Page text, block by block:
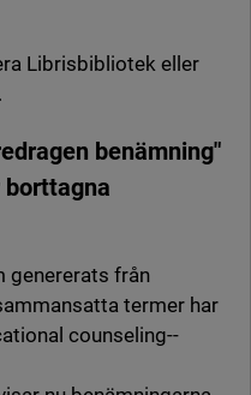
Librisbibliotek eller
benämning"
genererats från
termer har
counseling--